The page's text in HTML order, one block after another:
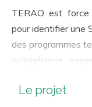
TERAO est
pour identifier une
des programmes
qu’ingénierie
mire la qualité
Le projet